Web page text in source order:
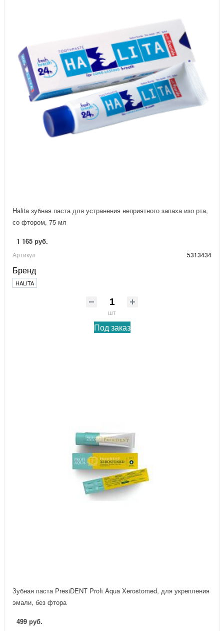
Halita зубная паста для устранения неприятного запаха изо рта,
со фтором, 75 мл
1 165 руб.
Артикул 5313434
Бренд
HALITA
шт
Под заказ
Зубная паста PresiDENT Profi Aqua Xerostomed, для укрепления
эмали, без фтора
499 руб.